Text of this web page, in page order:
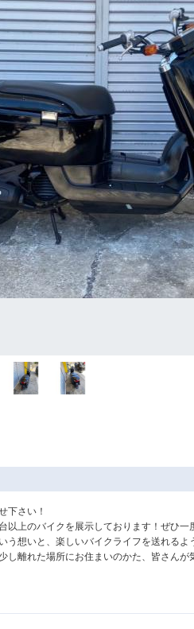
下さい！
以上のバイクを展示しております！ぜひ一
う想いと、楽しいバイクライフを送れるよ
し離れた場所にお住まいのかた、皆さん